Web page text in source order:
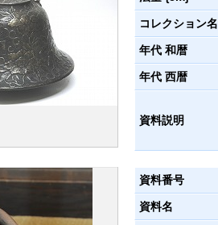
コレクション名
年代 和暦
年代 西暦
資料説明
資料番号
資料名